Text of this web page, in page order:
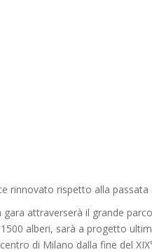
rinnovato rispetto alla
gara attraverserà il grande
alberi, sarà a progetto
di Milano dalla fine del